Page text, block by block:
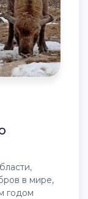
в мире,
годом